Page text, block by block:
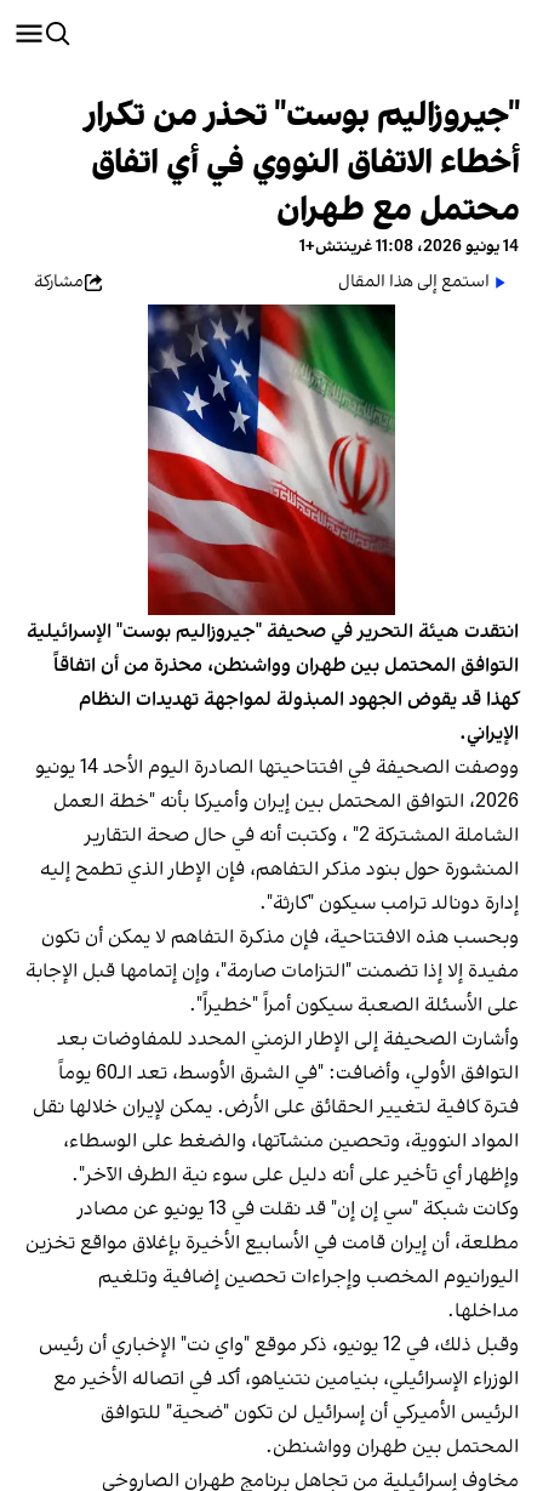
"جيروزاليم بوست" تحذر من تكرار
أخطاء الاتفاق النووي في أي اتفاق
محتمل مع طهران
14 يونيو 2026، 11:08 غرينتش+1
استمع إلى هذا المقال
مشاركة
انتقدت هيئة التحرير في صحيفة "جيروزاليم بوست" الإسرائيلية
التوافق المحتمل بين طهران وواشنطن، محذرة من أن اتفاقاً
كهذا قد يقوض الجهود المبذولة لمواجهة تهديدات النظام
الإيراني.
ووصفت الصحيفة في افتتاحيتها الصادرة اليوم الأحد 14 يونيو
2026، التوافق المحتمل بين إيران وأميركا بأنه "خطة العمل
الشاملة المشتركة 2" ، وكتبت أنه في حال صحة التقارير
المنشورة حول بنود مذكر التفاهم، فإن الإطار الذي تطمح إليه
إدارة دونالد ترامب سيكون "كارثة".
وبحسب هذه الافتتاحية، فإن مذكرة التفاهم لا يمكن أن تكون
مفيدة إلا إذا تضمنت "التزامات صارمة"، وإن إتمامها قبل الإجابة
على الأسئلة الصعبة سيكون أمراً "خطيراً".
وأشارت الصحيفة إلى الإطار الزمني المحدد للمفاوضات بعد
التوافق الأولي، وأضافت: "في الشرق الأوسط، تعد الـ60 يوماً
فترة كافية لتغيير الحقائق على الأرض. يمكن لإيران خلالها نقل
المواد النووية، وتحصين منشآتها، والضغط على الوسطاء،
وإظهار أي تأخير على أنه دليل على سوء نية الطرف الآخر".
وكانت شبكة "سي إن إن" قد نقلت في 13 يونيو عن مصادر
مطلعة، أن إيران قامت في الأسابيع الأخيرة بإغلاق مواقع تخزين
اليورانيوم المخصب وإجراءات تحصين إضافية وتلغيم
مداخلها.
وقبل ذلك، في 12 يونيو، ذكر موقع "واي نت" الإخباري أن رئيس
الوزراء الإسرائيلي، بنيامين نتنياهو، أكد في اتصاله الأخير مع
الرئيس الأميركي أن إسرائيل لن تكون "ضحية" للتوافق
المحتمل بين طهران وواشنطن.
مخاوف إسرائيلية من تجاهل برنامج طهران الصاروخي